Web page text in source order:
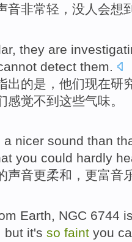
音非常轻 ， 没人 会想
, they are
detect them.
出的是 ， 他们现在研
感觉不到这些气味。
a nicer sound than
you could hardly
声音更柔和， 更富音
Earth, NGC 6744
but it's so faint you